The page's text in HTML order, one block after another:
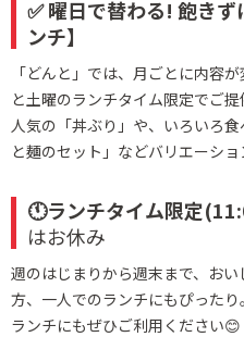
✅ 曜日で替わる! 飽き
ンチ】
「どんと」では、月ごとに内容が
と土曜のランチタイム限定でご
人気の「丼ぶり」や、いろいろ
と麺のセット」などバリエーショ
🕚ランチタイム限定
はお休み
週のはじまりから週末まで、お
方、一人でのランチにもぴったり。
ランチにもぜひご利用ください😊